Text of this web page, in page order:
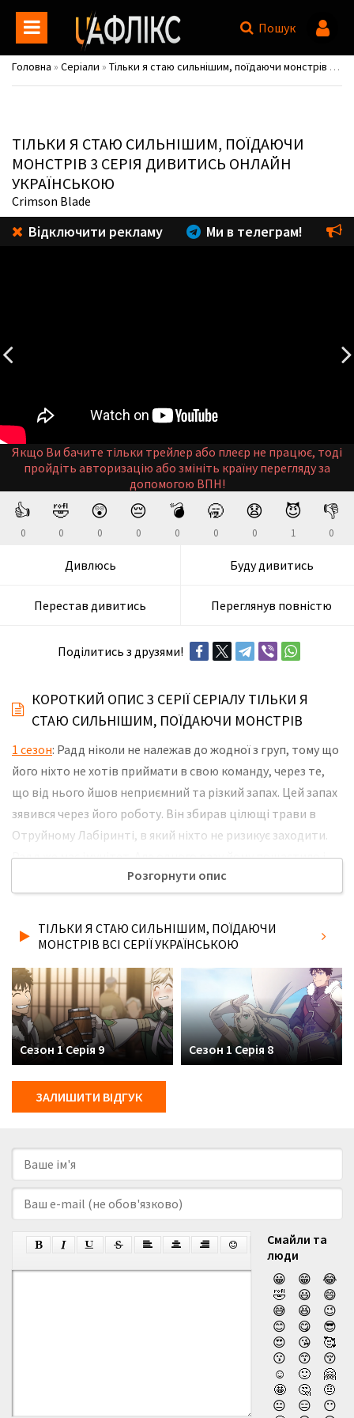
Пошук
Головна » Серіали » Тільки я стаю сильнішим, поїдаючи монстрів / Mamonogurai no Boukensha: Ore dake Mamono wo Kuratte Tsuyoku Naru
ТІЛЬКИ Я СТАЮ СИЛЬНІШИМ, ПОЇДАЮЧИ
МОНСТРІВ 3 СЕРІЯ ДИВИТИСЬ ОНЛАЙН
УКРАЇНСЬКОЮ
Crimson Blade
Відключити рекламу Ми в телеграм!
Якщо Ви бачите тільки трейлер або плеєр не працює, тоді
пройдіть авторизацію або змініть країну перегляду за
допомогою ВПН!
👍
0
🤣
0
😲
0
😔
0
💣
0
🥱
0
😧
0
😈
1
👎
0
Дивлюсь Буду дивитись
Перестав дивитись Переглянув повністю
Поділитись з друзями!
КОРОТКИЙ ОПИС 3 СЕРІЇ СЕРІАЛУ ТІЛЬКИ Я
СТАЮ СИЛЬНІШИМ, ПОЇДАЮЧИ МОНСТРІВ
1 сезон: Радд ніколи не належав до жодної з груп, тому що
його ніхто не хотів приймати в свою команду, через те,
що від нього йшов неприємний та різкий запах. Цей запах
зявився через його роботу. Він збирав цілющі трави в
Отруйному Лабіринті, в який ніхто не ризикує заходити.
Радд же має імунітет. Але одного разу йому пощастило і
його прийняли до своєї команди. Але нові друзі вирішили
його помирати. Незважаючи ні на що Радд не має наміру
так просто здаватися. Не забудьте розповісти друзям, де
сильнішим, поїдаючи монстрів українською мовою, у
хорошій hd якості та з українськими субтитрами!
Розгорнути опис
ТІЛЬКИ Я СТАЮ СИЛЬНІШИМ, ПОЇДАЮЧИ
МОНСТРІВ ВСІ СЕРІЇ УКРАЇНСЬКОЮ
Сезон 1 Серія 9 Сезон 1 Серія 8
ЗАЛИШИТИ ВІДГУК
Смайли та
люди
😀
😁
😂
🤣
😃
😄
😅
😆
😉
😊
😋
😎
😍
😘
🥰
😗
😙
😚
☺️
🙂
🤗
🤩
🤔
🤨
😐
😑
😶